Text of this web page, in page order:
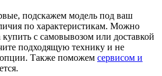
подскажем модель под ваш
по характеристикам. Можно
с самовывозом или доставкой
подходящую технику и не
опции. Также поможем сервисом и